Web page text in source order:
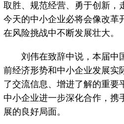
取胜、规范经营、勇于创新，
今天的中小企业必将会像改革
在风险挑战中不断发展壮大。
刘伟在致辞中说，本届中
前经济形势和中小企业发展实
了交流信息、增进了解的重要
中小企业进一步深化合作，携
展的良好局面。